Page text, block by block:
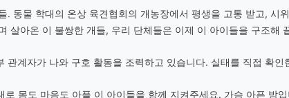
. 동물 학대의 온상 육견협회의 개농장에서 평생을 고통 받고, 시
살아온 이 불쌍한 개들, 우리 단체들은 이제 이 아이들을 구조해
관계자가 나와 구호 활동을 조력하고 있습니다. 실태를 직접 확
몸도 마음도 아플 이 아이들을 함께 지켜주세요. 가슴 아픈 밤